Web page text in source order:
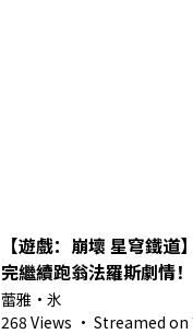
【遊戲：崩壞 星穹鐵
完繼續跑翁法羅斯劇情
Vtuber】
蕾雅・氷
268 Views · Streamed on